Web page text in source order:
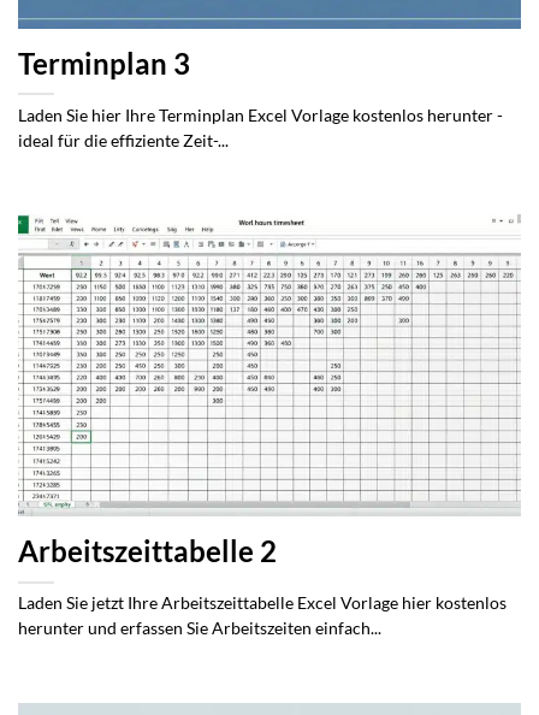
Terminplan 3
Laden Sie hier Ihre Terminplan Excel Vorlage kostenlos herunter -
ideal für die effiziente Zeit-...
Arbeitszeittabelle 2
Laden Sie jetzt Ihre Arbeitszeittabelle Excel Vorlage hier kostenlos
herunter und erfassen Sie Arbeitszeiten einfach...